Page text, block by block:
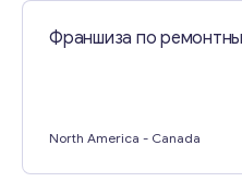
Франшиза по
North America - Canada